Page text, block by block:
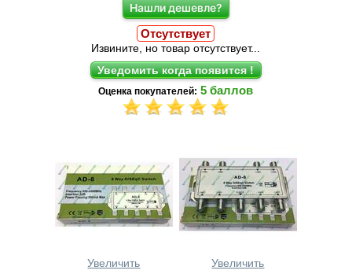
Нашли дешевле?
Отсутствует
Извините, но товар отсутствует...
Оценка покупателей: 5 баллов
Увеличить Увеличить